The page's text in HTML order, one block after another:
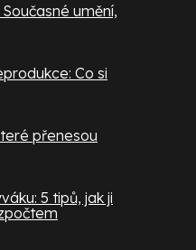
umění,
Co si
přenesou
5 tipů, jak ji